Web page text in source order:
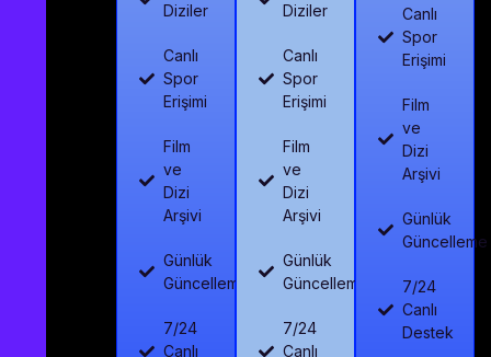
Diziler
Canlı
Spor
Erişimi
Film
ve
Dizi
Arşivi
Günlük
Güncelleme
7/24
Canlı
Diziler
Canlı
Spor
Erişimi
Film
ve
Dizi
Arşivi
Günlük
Güncelleme
7/24
Canlı
Canlı
Spor
Erişimi
Film
ve
Dizi
Arşivi
Günlük
Güncelleme
7/24
Canlı
Destek